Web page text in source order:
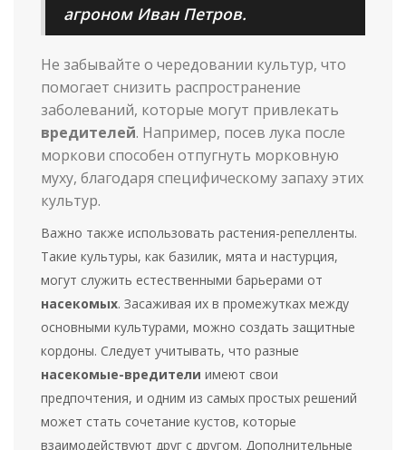
агроном Иван Петров.
Не забывайте о чередовании культур, что
помогает снизить распространение
заболеваний, которые могут привлекать
вредителей. Например, посев лука после
моркови способен отпугнуть морковную
муху, благодаря специфическому запаху этих
культур.
Важно также использовать растения-репелленты.
Такие культуры, как базилик, мята и настурция,
могут служить естественными барьерами от
насекомых. Засаживая их в промежутках между
основными культурами, можно создать защитные
кордоны. Следует учитывать, что разные
насекомые-вредители имеют свои
предпочтения, и одним из самых простых решений
может стать сочетание кустов, которые
взаимодействуют друг с другом. Дополнительные